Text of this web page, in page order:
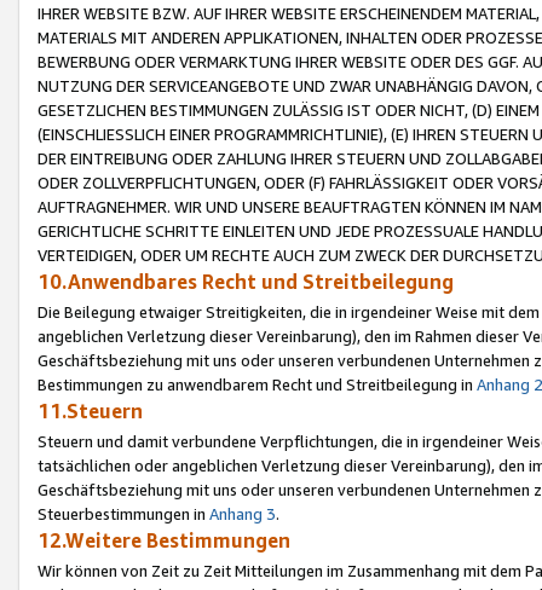
IHRER WEBSITE BZW. AUF IHRER WEBSITE ERSCHEINENDEM
MATERIALS MIT ANDEREN APPLIKATIONEN, INHALTEN ODER
BEWERBUNG ODER VERMARKTUNG IHRER WEBSITE ODER DES GGF.
NUTZUNG DER SERVICEANGEBOTE UND ZWAR UNABHÄNGIG
GESETZLICHEN BESTIMMUNGEN ZULÄSSIG IST ODER NICHT, (D)
(EINSCHLIESSLICH EINER PROGRAMMRICHTLINIE), (E) IHREN
DER EINTREIBUNG ODER ZAHLUNG IHRER STEUERN UND
ODER ZOLLVERPFLICHTUNGEN, ODER (F) FAHRLÄSSIGKEIT ODER
AUFTRAGNEHMER. WIR UND UNSERE BEAUFTRAGTEN KÖNNEN IM
GERICHTLICHE SCHRITTE EINLEITEN UND JEDE PROZESSUALE
VERTEIDIGEN, ODER UM RECHTE AUCH ZUM ZWECK DER
10.Anwendbares Recht und Streitbeilegung
Die Beilegung etwaiger Streitigkeiten, die in irgendeiner Weise mit
angeblichen Verletzung dieser Vereinbarung), den im Rahmen dieser
Geschäftsbeziehung mit uns oder unseren verbundenen
Bestimmungen zu anwendbarem Recht und Streitbeilegung in Anhang 2
11.Steuern
Steuern und damit verbundene Verpflichtungen, die in irgendeiner
tatsächlichen oder angeblichen Verletzung dieser Vereinbarung), den
Geschäftsbeziehung mit uns oder unseren verbundenen
Steuerbestimmungen in Anhang 3.
12.Weitere Bestimmungen
Wir können von Zeit zu Zeit Mitteilungen im Zusammenhang mit dem